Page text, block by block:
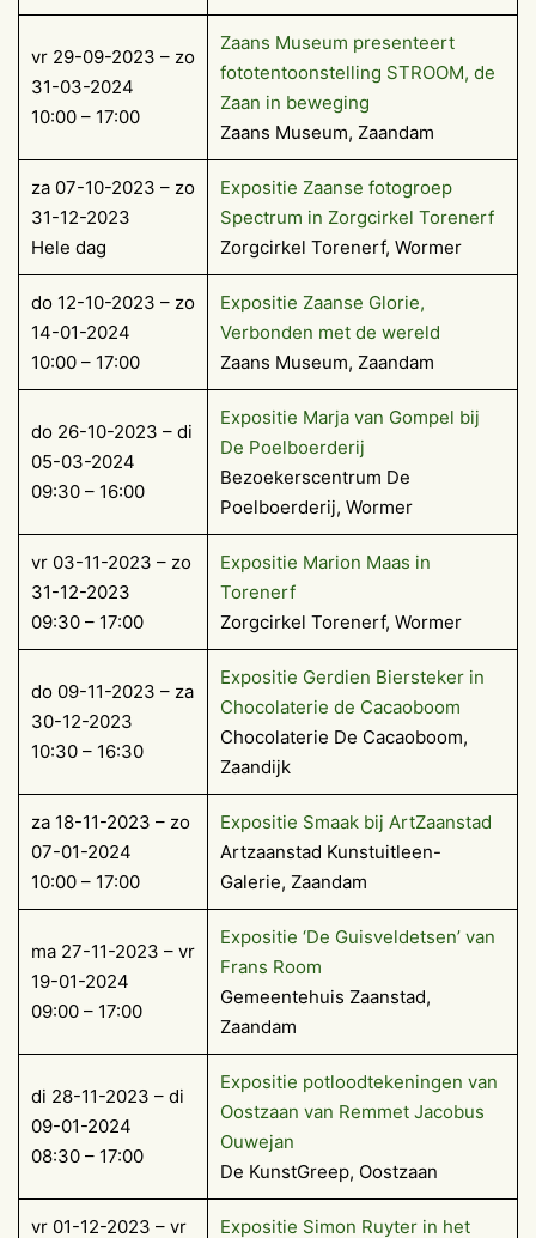
vr 29-09-2023 – zo
31-03-2024
10:00 – 17:00
Zaans Museum presenteert
fototentoonstelling STROOM, de
Zaan in beweging
Zaans Museum, Zaandam
za 07-10-2023 – zo
31-12-2023
Hele dag
Exposi­tie Zaanse fotogroep
Spec­trum in Zorgcirkel Toren­erf
Zorgcirkel Torenerf, Wormer
do 12-10-2023 – zo
14-01-2024
10:00 – 17:00
Expositie Zaanse Glorie,
Verbonden met de wereld
Zaans Museum, Zaandam
do 26-10-2023 – di
05-03-2024
09:30 – 16:00
Exposi­tie Marja van Gom­pel bij
De Poelboerderij
Bezoekerscentrum De
Poelboerderij, Wormer
vr 03-11-2023 – zo
31-12-2023
09:30 – 17:00
Expositie Marion Maas in
Torenerf
Zorgcirkel Torenerf, Wormer
do 09-11-2023 – za
30-12-2023
10:30 – 16:30
Expositie Gerdien Biersteker in
Chocolaterie de Cacaoboom
Chocolaterie De Cacaoboom,
Zaandijk
za 18-11-2023 – zo
07-01-2024
10:00 – 17:00
Expositie Smaak bij ArtZaanstad
Artzaanstad Kunstuitleen-
Galerie, Zaandam
ma 27-11-2023 – vr
19-01-2024
09:00 – 17:00
Expositie ‘De Guisveldetsen’ van
Frans Room
Gemeentehuis Zaanstad,
Zaandam
di 28-11-2023 – di
09-01-2024
08:30 – 17:00
Expositie potloodtekeningen van
Oostzaan van Remmet Jacobus
Ouwejan
De KunstGreep, Oostzaan
vr 01-12-2023 – vr
Expositie Simon Ruyter in het